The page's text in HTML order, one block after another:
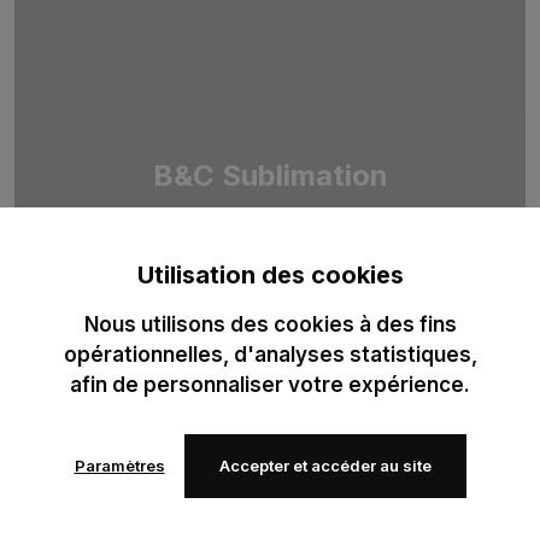
B&C Sublimation
haute définition.
Utilisation des cookies
Nous utilisons des cookies à des fins
opérationnelles, d'analyses statistiques,
afin de personnaliser votre expérience.
Paramètres Accepter et accéder au site